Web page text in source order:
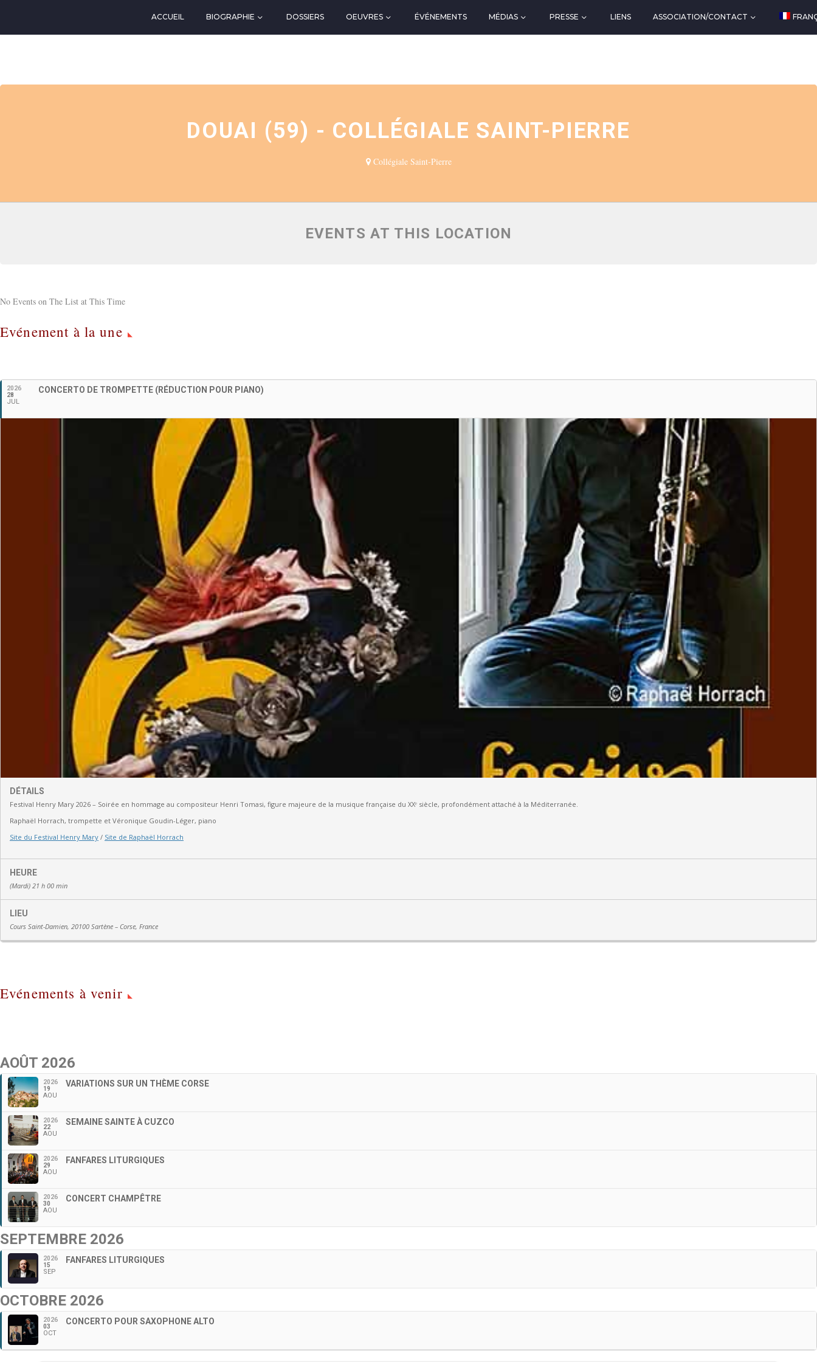
ACCUEIL BIOGRAPHIE DOSSIERS OEUVRES ÉVÉNEMENTS MÉDIAS PRESSE LIENS ASSOCIATION/CONTACT
DOUAI (59) - COLLÉGIALE SAINT-PIERRE
Collégiale Saint-Pierre
EVENTS AT THIS LOCATION
No Events on The List at This Time
Evénement à la une
2026
28
JUL
CONCERTO DE TROMPETTE (RÉDUCTION POUR PIANO)
DÉTAILS
Festival Henry Mary 2026 – Soirée en hommage au compositeur Henri Tomasi, figure majeure de la musique française du XXᵉ siècle, profondément attaché à la Méditerranée.
Raphaël Horrach, trompette et Véronique Goudin-Léger, piano
Site du Festival Henry Mary / Site de Raphaël Horrach
HEURE
(Mardi) 21 h 00 min
LIEU
Cours Saint-Damien, 20100 Sartène – Corse, France
Evénements à venir
AOÛT 2026
2026
19
AOU
VARIATIONS SUR UN THÈME CORSE
2026
22
AOU
SEMAINE SAINTE À CUZCO
2026
29
AOU
FANFARES LITURGIQUES
2026
30
AOU
CONCERT CHAMPÊTRE
SEPTEMBRE 2026
2026
15
SEP
FANFARES LITURGIQUES
OCTOBRE 2026
2026
03
OCT
CONCERTO POUR SAXOPHONE ALTO